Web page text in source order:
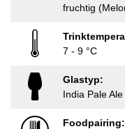
fruchtig
7 - 9 °C
Glastyp:
India Pale
Foodpairing: